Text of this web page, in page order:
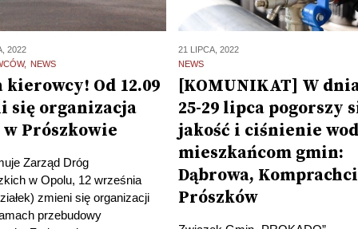
2022
NEWS
kierowcy! Od 12.09
się organizacja
Prószkowie
Zarząd Dróg
w Opolu, 12 września
zmieni się organizacji
przebudowy
21 LIPCA, 2022
NEWS
[KOMUNIKAT] W
25-29 lipca pogorszy
jakość i ciśnienie
mieszkańcom gmin:
Dąbrowa,
Prószków